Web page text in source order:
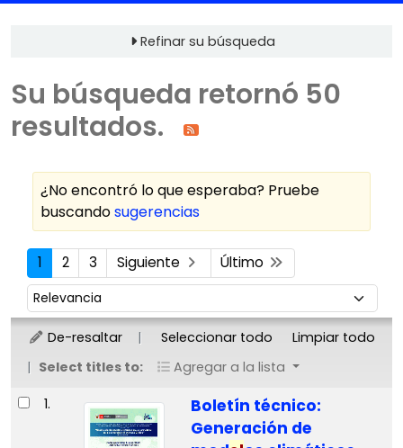
Refinar su búsqueda
Su búsqueda retornó 50
resultados.
¿No encontró lo que esperaba? Pruebe
buscandosugerencias
Ordenar
1 2 3 Siguiente Último
Ordenar por:
De-resaltar Seleccionar todo
Limpiar todo
Select titles to:
Agregar a la lista
Resultados
1.
Boletín técnico:
Generación de